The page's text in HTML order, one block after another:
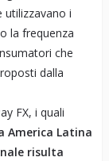
utilizzavano i
la frequenza
che
dalla
FX, i quali
America Latina
risulta